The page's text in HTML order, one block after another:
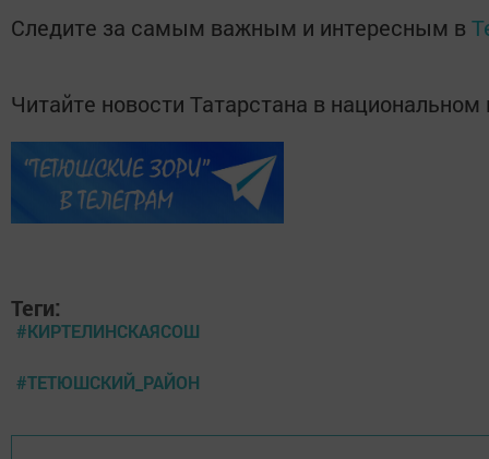
Следите за самым важным и интересным в
Читайте новости Татарстана в
Теги:
#КИРТЕЛИНСКАЯСОШ
#ТЕТЮШСКИЙ_РАЙОН